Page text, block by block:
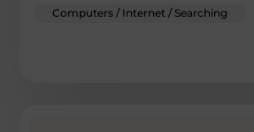
Computers / Internet / Searching